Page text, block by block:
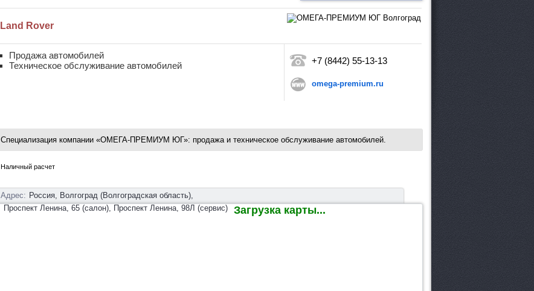
Land Rover
+7 (8442) 55-13-13
omega-premium.ru
Продажа автомобилей
Техническое обслуживание автомобилей
Специализация компании «ОМЕГА-ПРЕМИУМ ЮГ»: продажа и техническое обслуживание автомобилей.
Наличный расчет
Адрес: Россия, Волгоград (Волгоградская область),
Проспект Ленина, 65 (салон), Проспект Ленина, 98Л (сервис)
Загрузка карты...